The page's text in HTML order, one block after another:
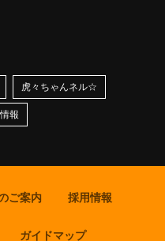
虎々ちゃんネル☆
報
ご案内 採用情報
ガイドマップ